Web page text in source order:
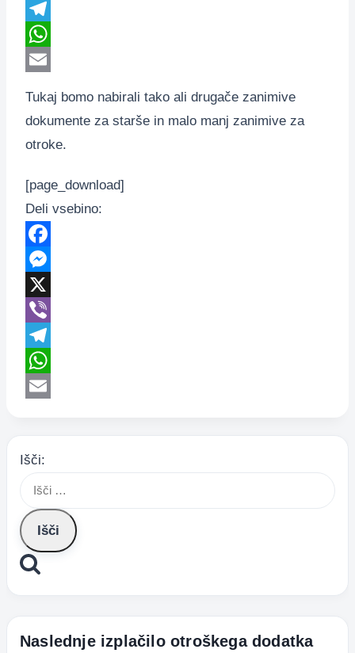
Viber
Telegram
WhatsApp
Tukaj bomo nabirali tako ali drugače zanimive
dokumente za starše in malo manj zanimive za
otroke.
[page_download]
Deli vsebino:
Facebook
Messenger
X
Viber
Telegram
WhatsApp
Išči:
Naslednje izplačilo otroškega dodatka